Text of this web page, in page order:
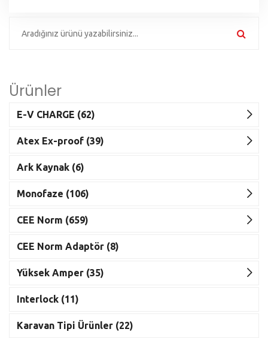
Ürünler
E-V CHARGE (62)
Atex Ex-proof (39)
Ark Kaynak (6)
Monofaze (106)
CEE Norm (659)
CEE Norm Adaptör (8)
Yüksek Amper (35)
Interlock (11)
Karavan Tipi Ürünler (22)